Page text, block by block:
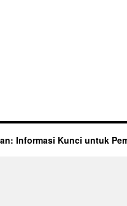
Informasi Kunci untuk